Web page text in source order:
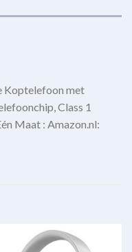
Koptelefoon met
Class 1
Maat : Amazon.nl: